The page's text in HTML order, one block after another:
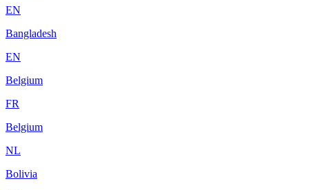
EN
Bangladesh
EN
Belgium
FR
Belgium
NL
Bolivia